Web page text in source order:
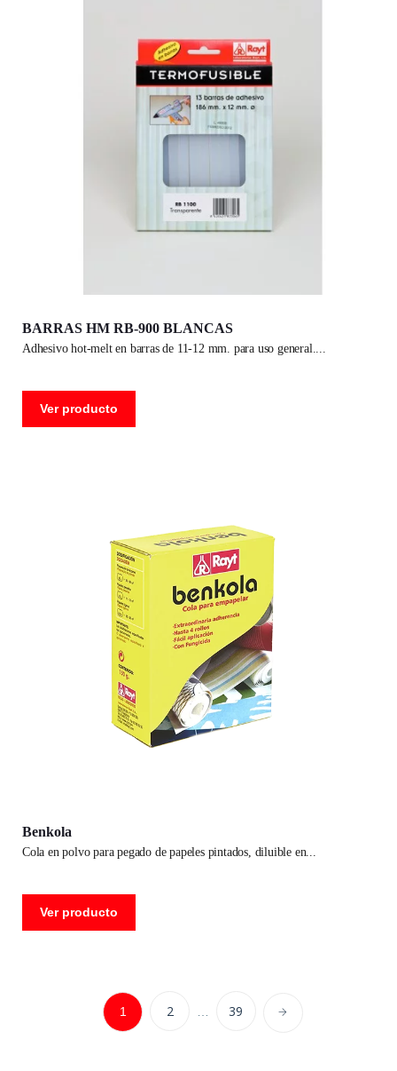
BARRAS HM RB-900 BLANCAS
adhesivo hot-melt en barras de 11-12 mm. para uso general.
Ver producto
Benkola
cola en polvo para pegado de papeles pintados, diluible en
Ver producto
1 2 39